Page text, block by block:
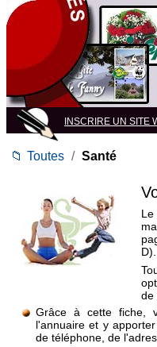
INSCRIRE UN SITE
📁 Toutes / Santé
Le
D).
de
Grâce à cette fiche,
l'annuaire et y
de téléphone, de